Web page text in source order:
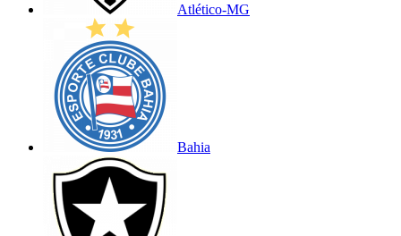
Atlético-MG
Bahia